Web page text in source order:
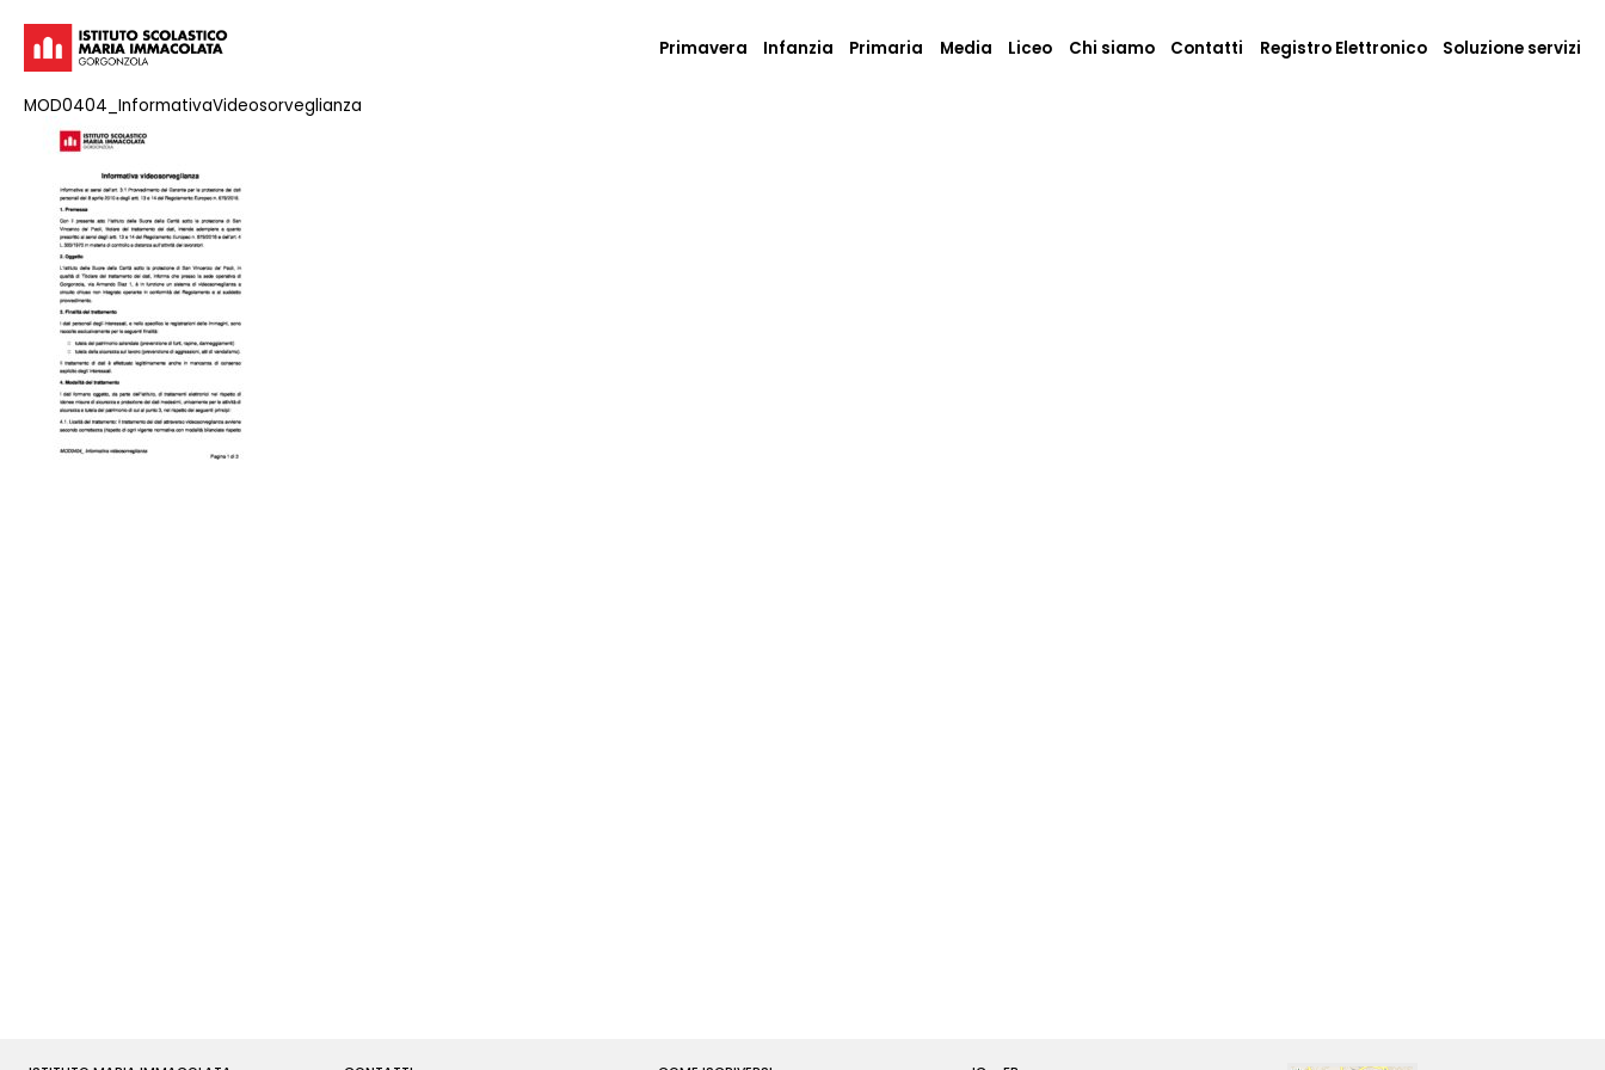
Primavera Infanzia Primaria Media Liceo Chi siamo Contatti Registro Elettronico Soluzione servizi
MOD0404_InformativaVideosorveglianza